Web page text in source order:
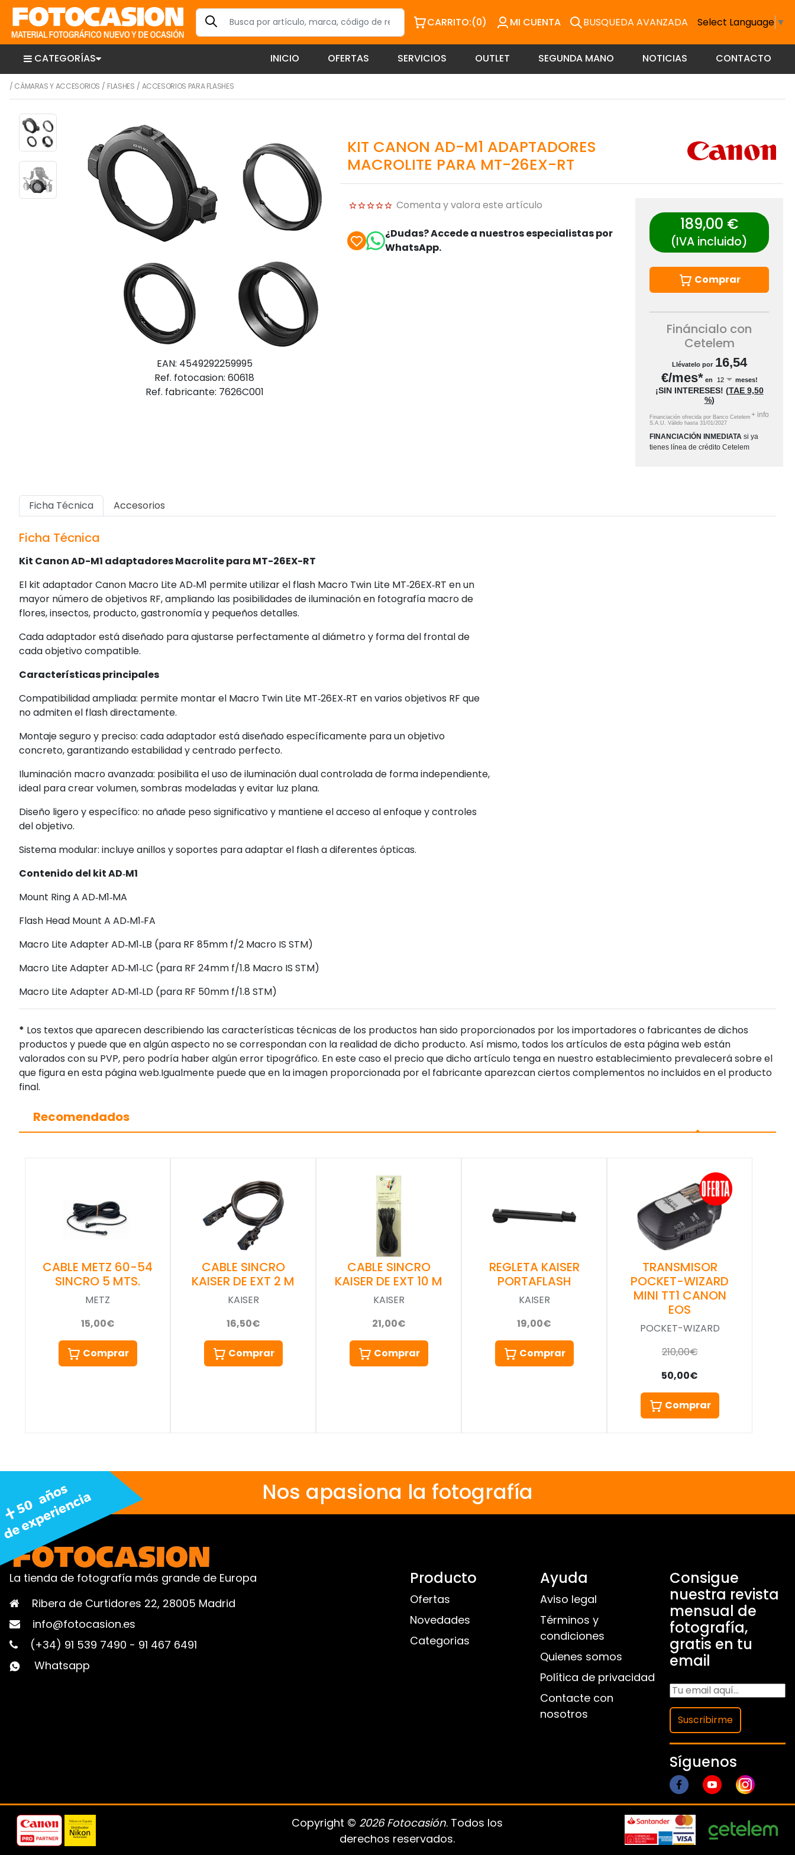
CARRITO:(0) MI CUENTA BUSQUEDA AVANZADA Select Language ▼
CATEGORÍAS INICIO OFERTAS SERVICIOS OUTLET SEGUNDA MANO NOTICIAS CONTACTO
/ CÁMARAS Y ACCESORIOS / FLASHES / ACCESORIOS PARA FLASHES
EAN: 4549292259995
Ref. fotocasion: 60618
Ref. fabricante: 7626C001
KIT CANON AD-M1 ADAPTADORES
MACROLITE PARA MT-26EX-RT
Comenta y valora este artículo
¿Dudas? Accede a nuestros especialistas por
WhatsApp.
189,00 €
(IVA incluido)
Comprar
Fináncialo con
Cetelem
Llévatelo por 16,54
€/mes* en meses!
¡SIN INTERESES! (TAE 9,50
%)
Financiación ofrecida por Banco Cetelem
S.A.U.Válido hasta31/01/2027
+ info
FINANCIACIÓN INMEDIATA si ya
tienes línea de crédito Cetelem
Ficha Técnica Accesorios
Ficha Técnica
Kit Canon AD-M1 adaptadores Macrolite para MT-26EX-RT
El kit adaptador Canon Macro Lite AD‑M1 permite utilizar el flash Macro Twin Lite MT‑26EX‑RT en un
mayor número de objetivos RF, ampliando las posibilidades de iluminación en fotografía macro de
flores, insectos, producto, gastronomía y pequeños detalles.
Cada adaptador está diseñado para ajustarse perfectamente al diámetro y forma del frontal de
cada objetivo compatible.
Características principales
Compatibilidad ampliada: permite montar el Macro Twin Lite MT‑26EX‑RT en varios objetivos RF que
no admiten el flash directamente.
Montaje seguro y preciso: cada adaptador está diseñado específicamente para un objetivo
concreto, garantizando estabilidad y centrado perfecto.
Iluminación macro avanzada: posibilita el uso de iluminación dual controlada de forma independiente,
ideal para crear volumen, sombras modeladas y evitar luz plana.
Diseño ligero y específico: no añade peso significativo y mantiene el acceso al enfoque y controles
del objetivo.
Sistema modular: incluye anillos y soportes para adaptar el flash a diferentes ópticas.
Contenido del kit AD‑M1
Mount Ring A AD‑M1‑MA
Flash Head Mount A AD‑M1‑FA
Macro Lite Adapter AD‑M1‑LB (para RF 85mm f/2 Macro IS STM)
Macro Lite Adapter AD‑M1‑LC (para RF 24mm f/1.8 Macro IS STM)
Macro Lite Adapter AD‑M1‑LD (para RF 50mm f/1.8 STM)
* Los textos que aparecen describiendo las características técnicas de los productos han sido proporcionados por los importadores o fabricantes de dichos
productos y puede que en algún aspecto no se correspondan con la realidad de dicho producto. Así mismo, todos los artículos de esta página web están
valorados con su PVP, pero podría haber algún error tipográfico. En este caso el precio que dicho artículo tenga en nuestro establecimiento prevalecerá sobre el
que figura en esta página web.Igualmente puede que en la imagen proporcionada por el fabricante aparezcan ciertos complementos no incluidos en el producto
final.
Recomendados
CABLE METZ 60-54
SINCRO 5 MTS.
METZ
15,00€
Comprar
CABLE SINCRO
KAISER DE EXT 2 M
KAISER
16,50€
Comprar
CABLE SINCRO
KAISER DE EXT 10 M
KAISER
21,00€
Comprar
REGLETA KAISER
PORTAFLASH
KAISER
19,00€
Comprar
TRANSMISOR
POCKET-WIZARD
MINI TT1 CANON
EOS
POCKET-WIZARD
210,00€
50,00€
Comprar
Nos apasiona la fotografía
La tienda de fotografía más grande de Europa
Ribera de Curtidores 22, 28005 Madrid
info@fotocasion.es
(+34) 91 539 7490 - 91 467 6491
Whatsapp
Producto
Ofertas
Novedades
Categorias
Ayuda
Aviso legal
Términos y
condiciones
Quienes somos
Política de privacidad
Contacte con
nosotros
Consigue
nuestra revista
mensual de
fotografía,
gratis en tu
email
Suscribirme
Síguenos
Copyright © 2026 Fotocasión. Todos los
derechos reservados.